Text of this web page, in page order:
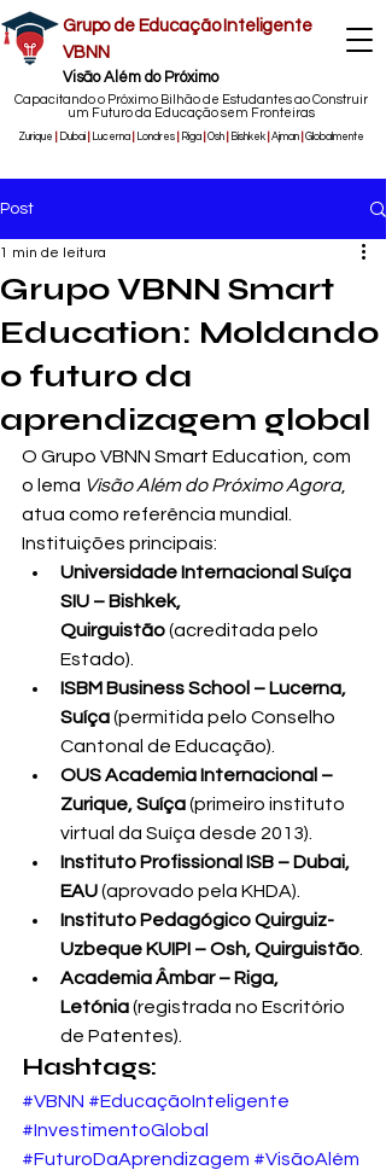
Grupo de Educação Inteligente
VBNN
Visão Além do Próximo
Capacitando o Próximo Bilhão de Estudantes ao Construir
um Futuro da Educação sem Fronteiras
Zurique Dubai Lucerna Londres Riga Osh Bishkek Ajman Globalmente
Post
Grupo VBNN Smart
Education: Moldando
o futuro da
aprendizagem global
1 min de leitura
O Grupo VBNN Smart Education, com
o lema Visão Além do Próximo Agora,
atua como referência mundial.
Instituições principais:
Universidade Internacional Suíça
SIU – Bishkek,
Quirguistão (acreditada pelo
Estado).
ISBM Business School – Lucerna,
Suíça (permitida pelo Conselho
Cantonal de Educação).
OUS Academia Internacional –
Zurique, Suíça (primeiro instituto
virtual da Suíça desde 2013).
Instituto Profissional ISB – Dubai,
EAU (aprovado pela KHDA).
Instituto Pedagógico Quirguiz-
Uzbeque KUIPI – Osh, Quirguistão
Academia Âmbar – Riga,
Letónia (registrada no Escritório
de Patentes).
Hashtags:
#VBNN #EducaçãoInteligente
#InvestimentoGlobal
#FuturoDaAprendizagem #VisãoAlém